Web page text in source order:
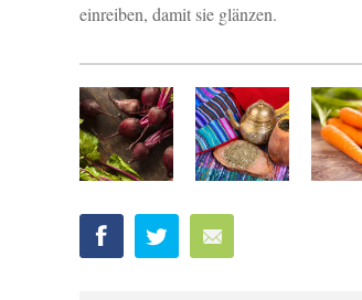
einreiben, damit sie glänzen.